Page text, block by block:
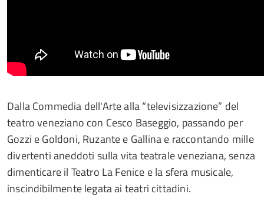
Dalla Commedia dell'Arte alla “televisizzazione” del
teatro veneziano con Cesco Baseggio, passando per
Gozzi e Goldoni, Ruzante e Gallina e raccontando mille
divertenti aneddoti sulla vita teatrale veneziana, senza
dimenticare il Teatro La Fenice e la sfera musicale,
inscindibilmente legata ai teatri cittadini.